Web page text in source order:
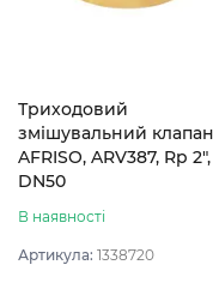
Триходовий
змішувальний клапан
AFRISO, ARV387, Rp 2",
DN50
В наявності
Артикула: 1338720